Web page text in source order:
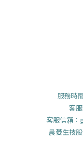
服務時
客
客服信箱
晨菱生技